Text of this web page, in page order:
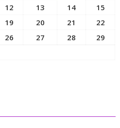
มนุษย์
ขับ
เคลื่อน
12 13 14
15
19 20 21
22
26 27 28
29